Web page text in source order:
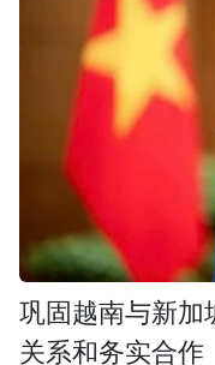
巩固越南与新加
关系和务实合作